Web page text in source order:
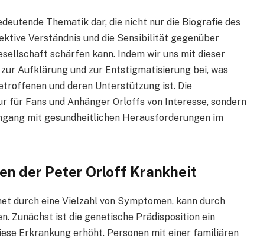
Thematik dar, die nicht nur die Biografie des
Verständnis und die Sensibilität gegenüber
schärfen kann. Indem wir uns mit dieser
Aufklärung und zur Entstigmatisierung bei, was
und deren Unterstützung ist. Die
für Fans und Anhänger Orloffs von Interesse, sondern
mit gesundheitlichen Herausforderungen im
der Peter Orloff Krankheit
durch eine Vielzahl von Symptomen, kann durch
Zunächst ist die genetische Prädisposition ein
Erkrankung erhöht. Personen mit einer familiären